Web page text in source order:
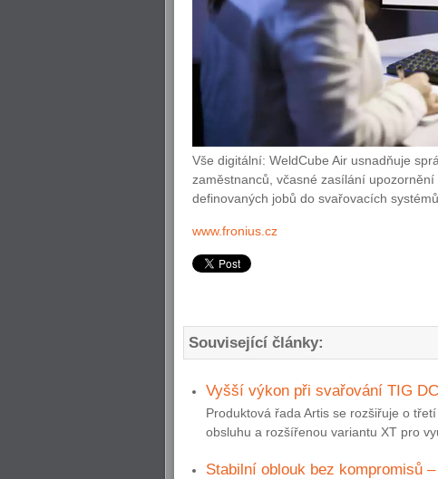
Vše digitální: WeldCube Air usnadňuje
zaměstnanců, včasné zasílání
definovaných jobů do svařovacích
www.fronius.cz
Související články:
Vyšší výkon při svařování TIG
Produktová řada Artis se rozšiřuje o
obsluhu a rozšířenou variantu XT pro
Stabilní oblouk bez kompromisů